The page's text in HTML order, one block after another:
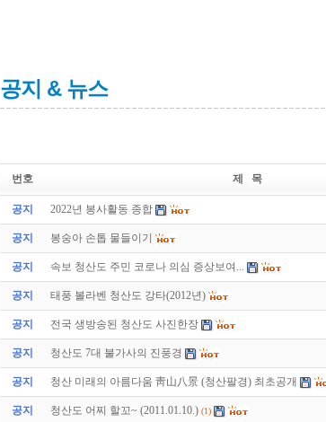
공지 & 뉴스
번호
제 목
공지 2022년 봉사활동 종합
공지 봉숭아 손톱 물들이기
공지 속보 청산도 주민 코로나 의심 증상보여...
공지 태풍 볼라벤 청산도 강타(2012년)
공지 전국 생방송된 청산도 사진한장
공지 청산도 7대 불가사의 진풍경
공지 청산 미래의 아름다움 靑山八景 (청산팔경) 최초공개
공지 청산도 어찌 할꼬~ (2011.01.10.) (1)